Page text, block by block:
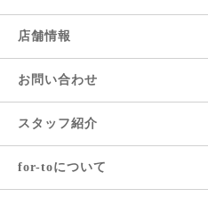
店舗情報
お問い合わせ
スタッフ紹介
for-toについて